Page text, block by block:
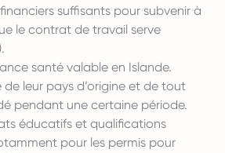
suffisants pour subvenir à
le contrat de travail serve
santé valable en Islande.
leur pays d’origine et de tout
pendant une certaine période.
éducatifs et qualifications
pour les permis pour